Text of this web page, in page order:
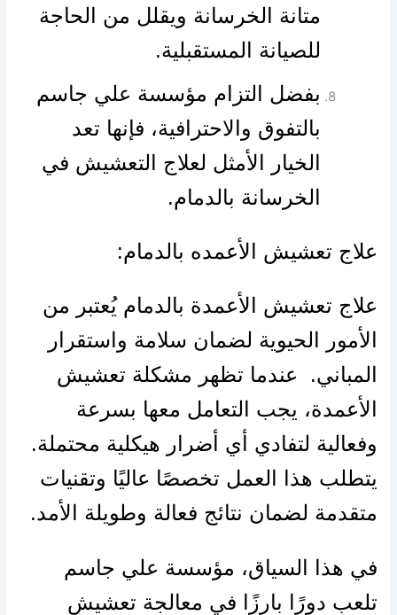
متانة الخرسانة ويقلل من الحاجة
للصيانة المستقبلية.
بفضل التزام مؤسسة علي جاسم
بالتفوق والاحترافية، فإنها تعد
الخيار الأمثل لعلاج التعشيش في
الخرسانة بالدمام.
علاج تعشيش الأعمده بالدمام:
علاج تعشيش الأعمدة بالدمام يُعتبر من
الأمور الحيوية لضمان سلامة واستقرار
المباني. عندما تظهر مشكلة تعشيش
الأعمدة، يجب التعامل معها بسرعة
وفعالية لتفادي أي أضرار هيكلية محتملة.
يتطلب هذا العمل تخصصًا عاليًا وتقنيات
متقدمة لضمان نتائج فعالة وطويلة الأمد.
في هذا السياق، مؤسسة علي جاسم
تلعب دورًا بارزًا في معالجة تعشيش